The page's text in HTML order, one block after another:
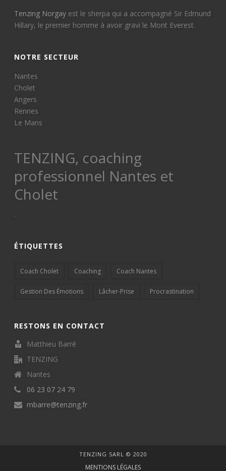
Tenzing Norgay est le sherpa qui a accompagné Sir Edmund
Hillary, le premier homme à avoir gravi le Mont Everest.
NOTRE SECTEUR
Nantes
Cholet
Angers
Rennes
Le Mans
TENZING, coaching
professionnel Nantes et
Cholet
.
ÉTIQUETTES
Coach Cholet Coaching Coach Nantes
Gestion Des Émotions Lâcher-Prise Procrastination
RESTONS EN CONTACT
Matthieu Barré
TENZING
Nantes
06 23 07 24 79
mbarre@tenzing.fr
TENZING SARL © 2020
MENTIONS LÉGALES